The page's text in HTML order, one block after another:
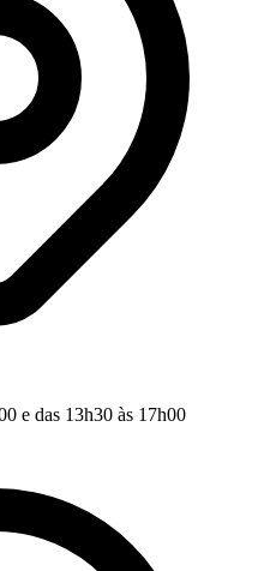
e das 13h30 às 17h00